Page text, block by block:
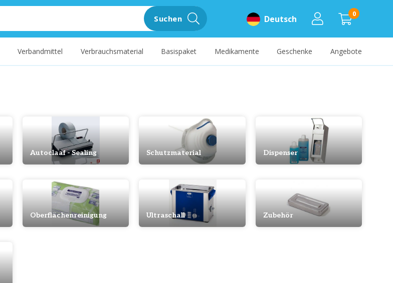
0
Deutsch
Suchen
Verbandmittel Verbrauchsmaterial Basispaket Medikamente Geschenke Angebote
Autoclaaf - Sealing Schutzmaterial Dispenser
Oberflächenreinigung Ultraschall Zubehör